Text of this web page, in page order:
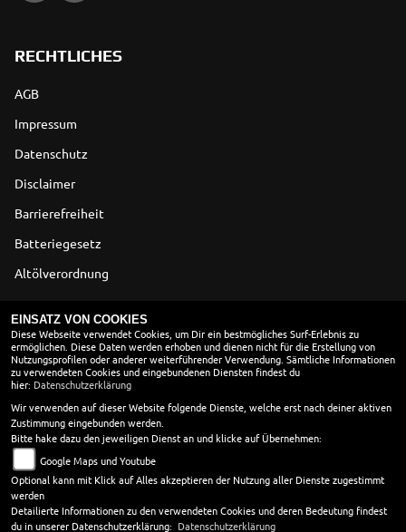
RECHTLICHES
AGB
Impressum
Datenschutz
Disclaimer
Barrierefreiheit
Batteriegesetz
Altölverordnung
ÖFFNUNGSZEITEN
SOMMERÖFFNUNGSZEITEN
Montag:
10:00 - 18:00
Dienstag:
10:00 - 18:00
Mittwoch:
10:00 - 18:00
Donnerstag:
10:00 - 18:00
Freitag:
10:00 - 18:00
Samstag:
09:00 - 13:00
Sonntag:
geschlossen
EINSATZ VON COOKIES
Diese Webseite verwendet Cookies, um Dir ein bestmögliches Surf-Erlebnis zu
ermöglichen. Diese Daten werden erhoben und dienen nicht für die Erstellung von
Nutzungsprofilen oder anderer weiterführender Verwendung. Sämtliche Informationen
zu verwendeten Cookies und eingebundenen Diensten findest du
hier: Datenschutzerklärung
Wir verwenden auf dieser Website folgende Dienste, welche erst nach deiner aktiven
Zustimmung eingebunden werden.
Bitte hake dazu den jeweiligen Dienst an und klicke auf Übernehmen:
Google Maps und Youtube
Optional kann mit Klick auf Alles akzeptieren der Nutzung aller Dienste zugestimmt
werden
Detailierte Informationen zu den verwendeten Cookies und deren Bedeutung findest
du in unserer Datenschutzerklärung: Datenschutzerklärung